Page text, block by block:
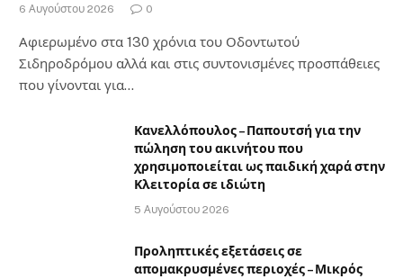
6 Αυγούστου 2026 0
Αφιερωμένο στα 130 χρόνια του Οδοντωτού
Σιδηροδρόμου αλλά και στις συντονισμένες προσπάθειες
που γίνονται για…
Κανελλόπουλος – Παπουτσή για την
πώληση του ακινήτου που
χρησιμοποιείται ως παιδική χαρά στην
Κλειτορία σε ιδιώτη
5 Αυγούστου 2026
Προληπτικές εξετάσεις σε
απομακρυσμένες περιοχές – Μικρός